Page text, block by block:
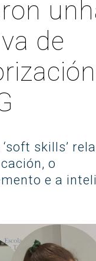
de
skills’
o
e a